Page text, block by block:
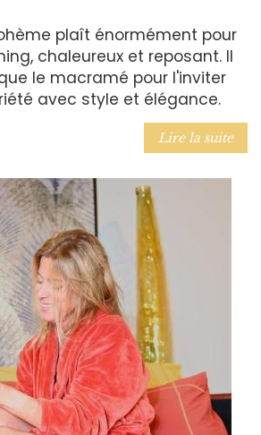
plaît énormément pour
chaleureux et reposant. Il
le macramé pour l'inviter
avec style et élégance.
Lire la suite